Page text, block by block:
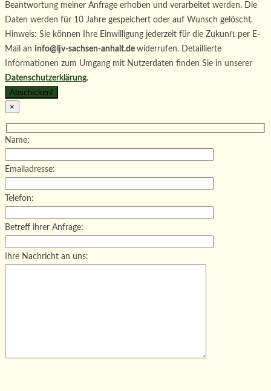
Beantwortung meiner Anfrage erhoben und verarbeitet werden. Die
Daten werden für 10 Jahre gespeichert oder auf Wunsch gelöscht.
Hinweis: Sie können Ihre Einwilligung jederzeit für die Zukunft per E-
Mail an info@ljv-sachsen-anhalt.de widerrufen. Detaillierte
Informationen zum Umgang mit Nutzerdaten finden Sie in unserer
Datenschutzerklärung.
×
Name:
Emailadresse:
Telefon:
Betreff ihrer Anfrage:
Ihre Nachricht an uns: